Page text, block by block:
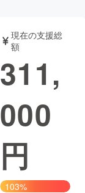
書籍・雑誌
チャレンジ
Creation
現在の支援総
額
311,
000
円
103%